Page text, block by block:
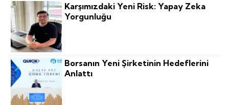
Karşımızdaki Yeni Risk: Yapay Zeka
Yorgunluğu
Borsanın Yeni Şirketinin Hedeflerini
Anlattı